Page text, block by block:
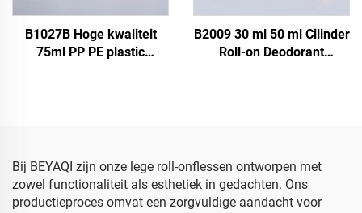
B1027B Hoge kwaliteit
75ml PP PE plastic
B2009 30 ml 50 ml Cilinder
Roll-on Deodorant
Bij BEYAQI zijn onze lege roll-onflessen ontworpen met
zowel functionaliteit als esthetiek in gedachten. Ons
productieproces omvat een zorgvuldige aandacht voor